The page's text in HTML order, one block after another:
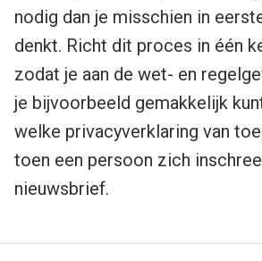
nodig dan je misschien in
denkt. Richt dit proces in één
zodat je aan de wet- en
je bijvoorbeeld gemakkelijk
welke privacyverklaring van
toen een persoon zich
nieuwsbrief.